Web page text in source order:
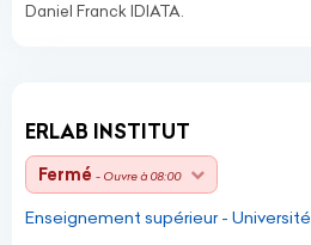
Daniel Franck IDIATA.
ERLAB INSTITUT
Fermé - Ouvre à 08:00
Enseignement supérieur - Université